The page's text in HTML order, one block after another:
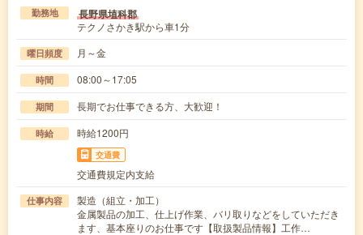
勤務地 長野県埴科郡
テクノさかき駅から車1分
曜日頻度 月～金
時間 08:00～17:05
期間 長期でお仕事できる方、大歓迎！
時給 時給1200円
交通費
交通費規定内支給
仕事内容
製造（組立・加工）
金属製品の加工、仕上げ作業、バリ取りなどをしていただき
ます、基本座りのお仕事です【取扱製品情報】工作…